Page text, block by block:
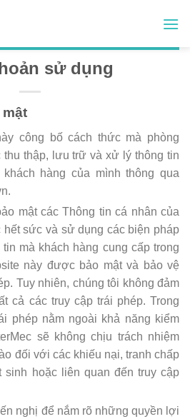
sử dụng
công bố cách thức mà phòng
thu thập, lưu trữ và xử lý thông tin
hàng của mình thông qua
mật các Thông tin cá nhân của
sức và sử dụng các biện pháp
mà khách hàng cung cấp trong
này được bảo mật và bảo vệ
Tuy nhiên, chúng tôi không đảm
cả các truy cập trái phép. Trong
phép nằm ngoài khả năng kiểm
sẽ không chịu trách nhiệm
đối với các khiếu nại, tranh chấp
sinh hoặc liên quan đến truy cập
nghị để nắm rõ những quyền lợi